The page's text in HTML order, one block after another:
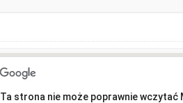
Ta strona nie może poprawnie wczytać